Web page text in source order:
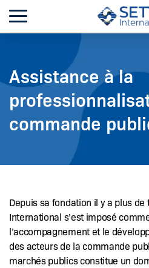
Assistance à la
commande
Depuis sa fondation il y a plus de
International s’est imposé
l’accompagnement et le
des acteurs de la commande
marchés publics constitue un